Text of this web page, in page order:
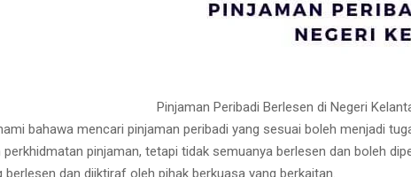
Pinjaman Peribadi Berlesen di Negeri
bahawa mencari pinjaman peribadi yang sesuai boleh menjadi
pinjaman, tetapi tidak semuanya berlesen dan boleh
berlesen dan diiktiraf oleh pihak berkuasa yang berkaitan.